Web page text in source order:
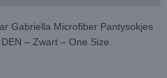
Gabriella Microfiber Pantysokjes
– Zwart – One Size